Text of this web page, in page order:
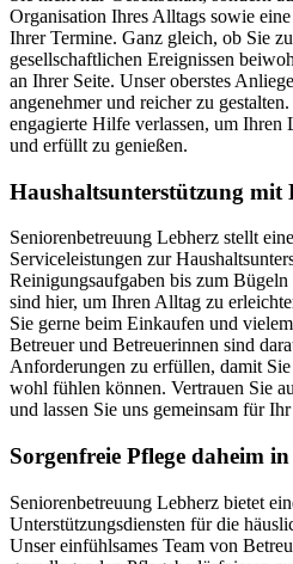
Organisation Ihres Alltags sowie
Ihrer Termine. Ganz gleich, ob Sie
gesellschaftlichen Ereignissen
an Ihrer Seite. Unser oberstes
angenehmer und reicher zu
engagierte Hilfe verlassen, um Ihren
und erfüllt zu genießen.
Haushalts­unterstützung mit
Seniorenbetreuung Lebherz stellt
Serviceleistungen zur
Reinigungsaufgaben bis zum
sind hier, um Ihren Alltag zu
Sie gerne beim Einkaufen und
Betreuer und Betreuerinnen sind
Anforderungen zu erfüllen, damit
wohl fühlen können. Vertrauen Sie
und lassen Sie uns gemeinsam für
Sorgenfreie Pflege daheim in
Seniorenbetreuung Lebherz bietet
Unterstützungsdiensten für die
Unser einfühlsames Team von